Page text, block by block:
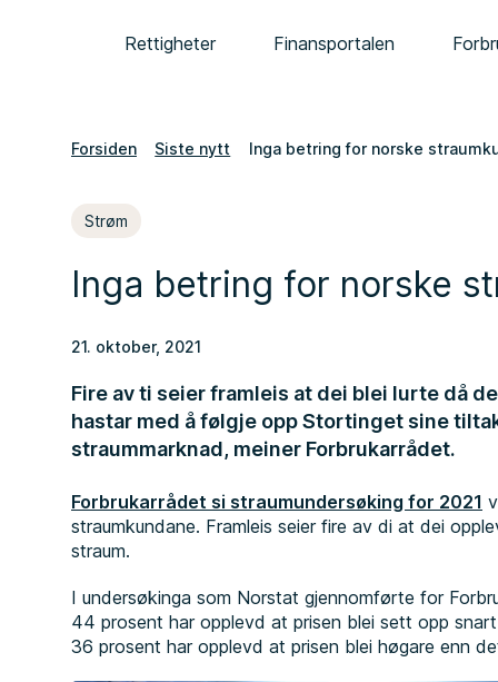
Rettigheter Finansportalen
Forsiden Siste nytt Inga betring for norske
Strøm
Inga betring for norske
21. oktober, 2021
Fire av ti seier framleis at dei blei lurte då
hastar med å følgje opp Stortinget sine
straummarknad, meiner Forbrukarrådet.
Forbrukarrådet si straumundersøking for 2021
straumkundane. Framleis seier fire av di at dei
straum.
I undersøkinga som Norstat gjennomførte for
44 prosent har opplevd at prisen blei sett opp
36 prosent har opplevd at prisen blei høgare enn